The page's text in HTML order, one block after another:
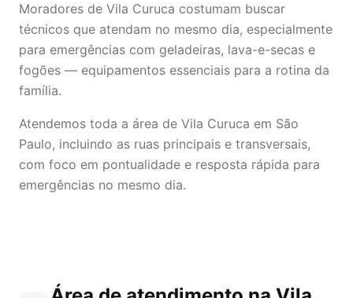
Moradores de Vila Curuca costumam buscar
técnicos que atendam no mesmo dia, especialmente
para emergências com geladeiras, lava-e-secas e
fogões — equipamentos essenciais para a rotina da
família.
Atendemos toda a área de Vila Curuca em São
Paulo, incluindo as ruas principais e transversais,
com foco em pontualidade e resposta rápida para
emergências no mesmo dia.